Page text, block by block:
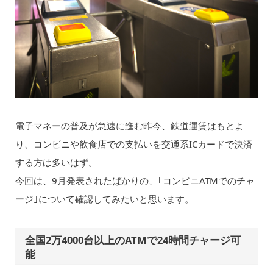
電子マネーの普及が急速に進む昨今、鉄道運賃はもとよ
り、コンビニや飲食店での支払いを交通系ICカードで決済
する方は多いはず。
今回は、9月発表されたばかりの、｢コンビニATMでのチャ
ージ｣について確認してみたいと思います。
全国2万4000台以上のATMで24時間チャージ可
能